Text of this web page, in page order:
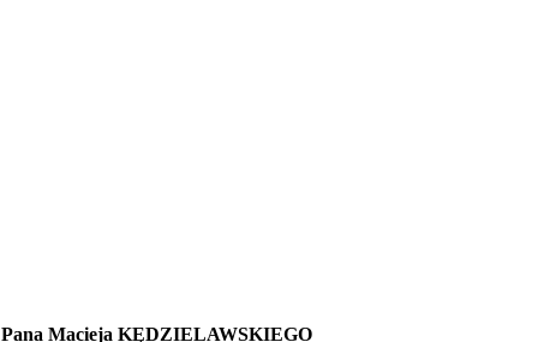
Pana Macieja KĘDZIELAWSKIEGO